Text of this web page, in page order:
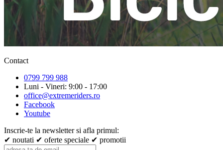
Contact
0799 799 988
Luni - Vineri: 9:00 - 17:00
office@extremeriders.ro
Facebook
Youtube
Inscrie-te la newsletter si afla primul:
✔ noutati ✔ oferte speciale ✔ promotii